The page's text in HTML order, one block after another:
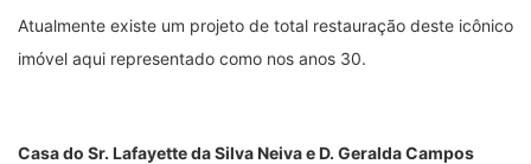
Atualmente existe um projeto de total restauração deste icônico
imóvel aqui representado como nos anos 30.
Casa do Sr. Lafayette da Silva Neiva e D. Geralda Campos